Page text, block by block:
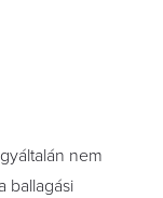
nem
ballagási